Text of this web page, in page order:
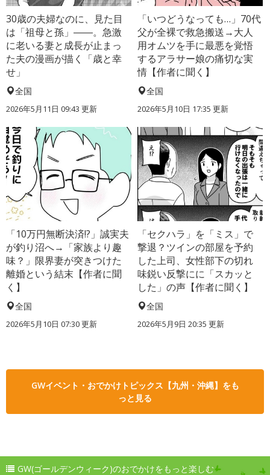
30歳の夫婦なのに、見た目
は「祖母と孫」――。急激
に老いる妻と成長が止まっ
た夫の漫画が描く「歳と幸
せ」
全国
2026年5月11日 09:43 更新
「いつどうなっても…」70代
父が全裸で救急搬送→大人
用オムツを手に最悪を覚悟
するアラサー娘の痛切な実
情【作者に聞く】
全国
2026年5月10日 17:35 更新
「10万円無断決済!?」誠実夫
が釣り沼へ→「家族より趣
味？」限界妻が突きつけた
離婚という結末【作者に聞
く】
全国
2026年5月10日 07:30 更新
「セクハラ」を「ミス」で
撃退？ツインの部屋を予約
した上司、女性部下の切れ
味鋭い反撃にに「スカッと
した」の声【作者に聞く】
全国
2026年5月9日 20:35 更新
GWイベント・おでかけトピックス【九州・沖縄】をも
っと見る
GW(ゴールデンウィーク)のおでかけをもっと楽しむ